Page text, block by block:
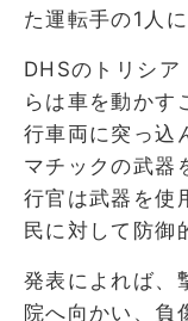
た運転手の1人
DHSのトリシア
らは車を動かす
行車両に突っ込
マチックの武器
行官は武器を使
民に対して防御
発表によれば、
院へ向かい、負